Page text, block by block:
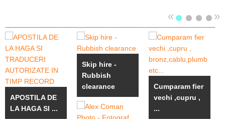
« »
APOSTILA DE
LA HAGA SI ...
Skip hire -
Rubbish
clearance
Cumparam fier
vechi ,cupru ,
...